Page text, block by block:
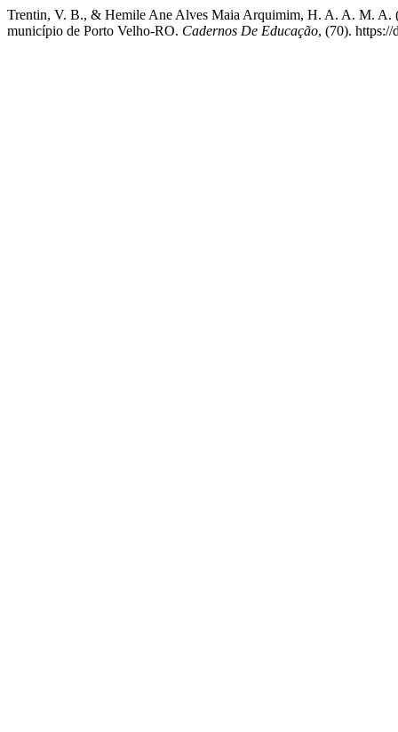
Trentin, V. B., & Hemile Ane Alves Maia Arquimim, H. A. A. M. A.
município de Porto Velho-RO. Cadernos De Educação, (70).